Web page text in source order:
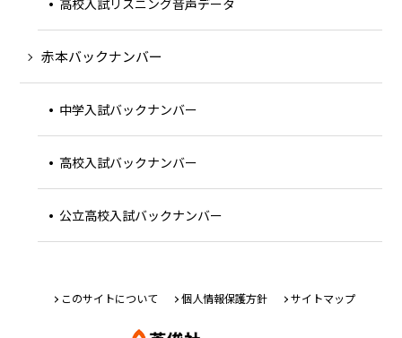
高校入試リスニング音声データ
赤本バックナンバー
中学入試バックナンバー
高校入試バックナンバー
公立高校入試バックナンバー
このサイトについて 個人情報保護方針 サイトマップ